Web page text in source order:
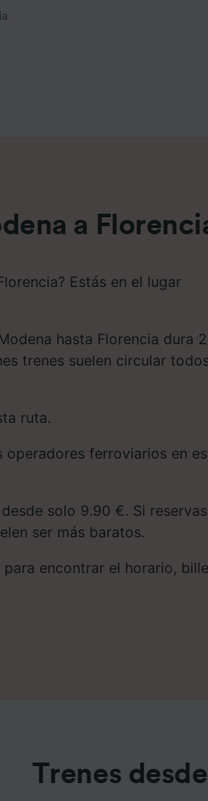
a
Estás en el lugar
hasta Florencia dura 2
trenes suelen circular
ruta.
operadores ferroviarios en
solo 9.90 €. Si reservas
ser más baratos.
encontrar el horario,
Trenes
de asociados